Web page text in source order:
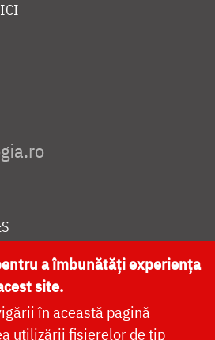
CATEDRALA NAȚIONALĂ
a îmbunătăți experiența
site.
în această pagină
utilizării fișierelor de tip